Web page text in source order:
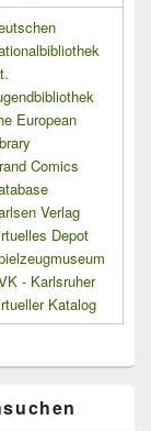
European
Comics
Verlag
Depot
- Karlsruher
Katalog